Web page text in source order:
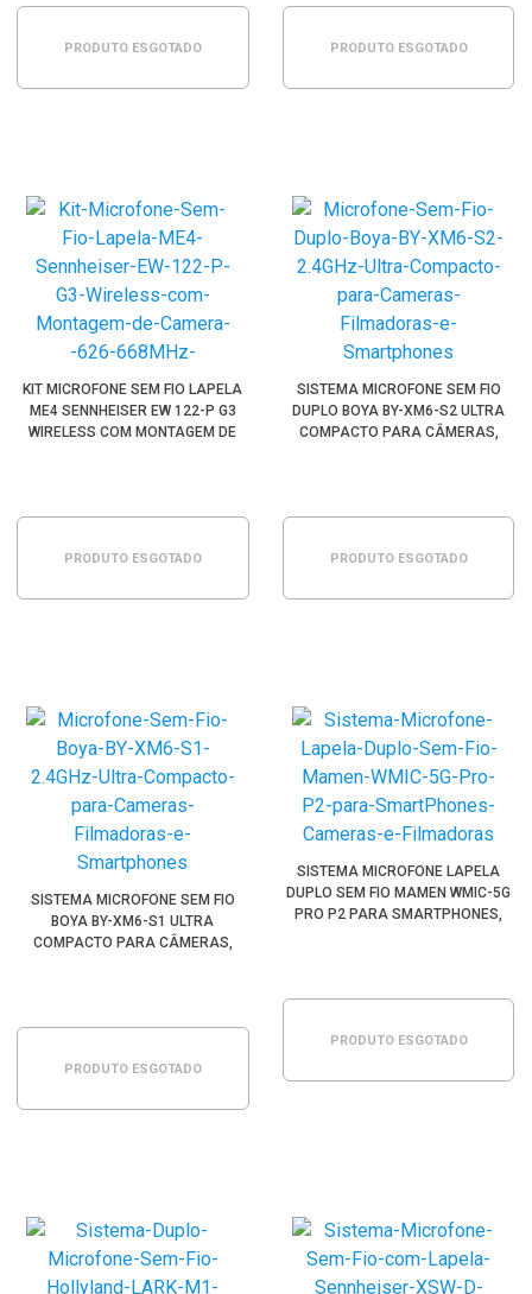
PRODUTO ESGOTADO PRODUTO ESGOTADO
KIT MICROFONE SEM FIO LAPELA
ME4 SENNHEISER EW 122-P G3
WIRELESS COM MONTAGEM DE
PRODUTO ESGOTADO
SISTEMA MICROFONE SEM FIO
DUPLO BOYA BY-XM6-S2 ULTRA
COMPACTO PARA CÂMERAS,
PRODUTO ESGOTADO
SISTEMA MICROFONE SEM FIO
BOYA BY-XM6-S1 ULTRA
COMPACTO PARA CÂMERAS,
PRODUTO ESGOTADO
SISTEMA MICROFONE LAPELA
DUPLO SEM FIO MAMEN WMIC-5G
PRO P2 PARA SMARTPHONES,
PRODUTO ESGOTADO